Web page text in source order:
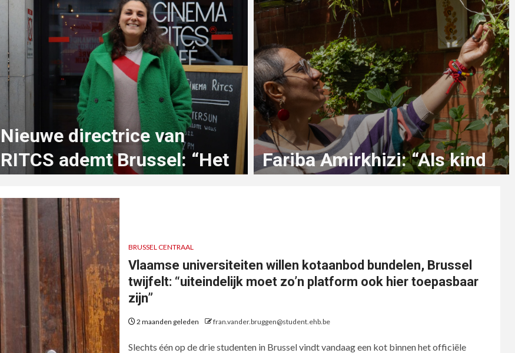
Nieuwe directrice van
RITCS ademt Brussel: “Het
op te groeien”
2 maanden geleden Lee Bostoen
Fariba Amirkhizi: “Als kind
BRUSSEL CENTRAAL
Vlaamse universiteiten willen kotaanbod bundelen, Brussel
twijfelt: “uiteindelijk moet zo’n platform ook hier toepasbaar
zijn”
2 maanden geleden fran.vander.bruggen@student.ehb.be
Slechts één op de drie studenten in Brussel vindt vandaag een kot binnen het officiële